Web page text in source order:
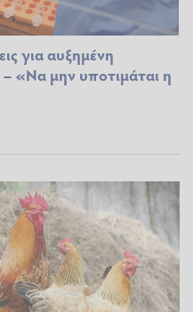
για αυξημένη
«Να μην υποτιμάται η